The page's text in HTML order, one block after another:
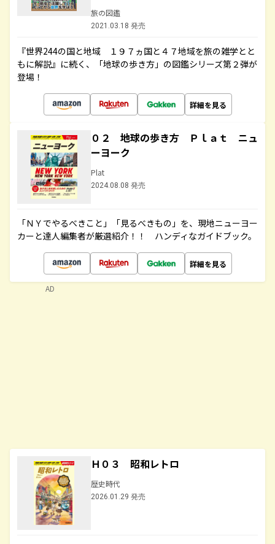
旅の図鑑
2021.03.18 発売
『世界244の国と地域 １９７ヵ国と４７地域を旅の雑学とと
もに解説』に続く、「地球の歩き方」の図鑑シリーズ第２弾が
登場！
詳細を見る
０２ 地球の歩き方 Ｐｌａｔ ニュ
ーヨーク
Plat
2024.08.08 発売
「ＮＹでやるべきこと」「見るべきもの」を、現地ニューヨー
カーと達人編集者が厳選紹介！！ ハンディなガイドブック。
詳細を見る
Ｈ０３ 昭和レトロ
歴史時代
2026.01.29 発売
AD